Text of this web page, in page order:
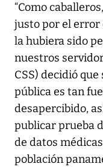
“Como
justo por el error
la hubiera sido
nuestros
CSS) decidió
pública es tan
desapercibido,
publicar prueba
de datos
población